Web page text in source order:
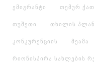
ემიგრანტი თემურ
თუშეთი თხილის
კონკურენციის მეამა
რიონისპირა სახლების